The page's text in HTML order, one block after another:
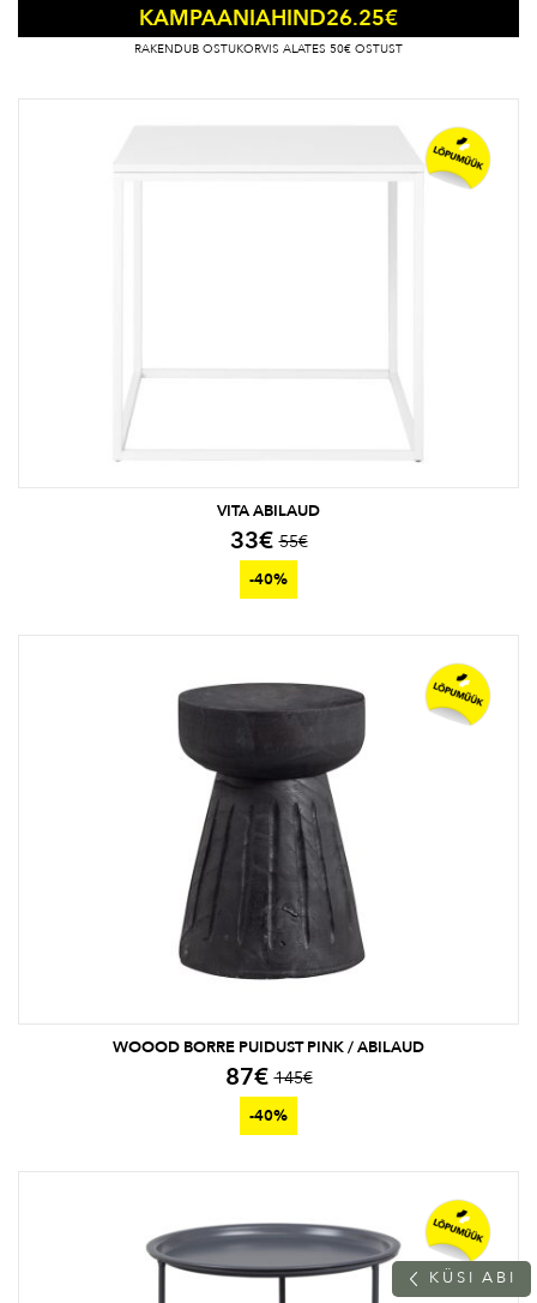
KAMPAANIAHIND26.25€
RAKENDUB OSTUKORVIS ALATES 50€ OSTUST
VITA ABILAUD
55€
33€
-40%
WOOOD BORRE PUIDUST PINK / ABILAUD
145€
87€
-40%
K Ü S I A B I